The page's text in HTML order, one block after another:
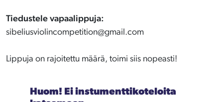
Tiedustele vapaalippuja:
sibeliusviolincompetition@gmail.com
Lippuja on rajoitettu määrä, toimi siis nopeasti!
Huom! Ei instumenttikoteloita